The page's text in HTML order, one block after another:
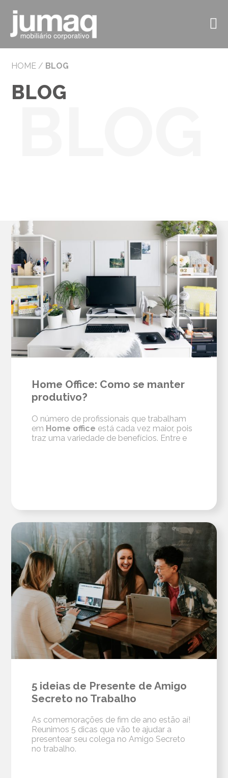
HOME / BLOG
BLOG
Home Office: Como se manter
produtivo?
O número de profissionais que trabalham
em Home office está cada vez maior, pois
traz uma variedade de benefícios. Entre e
5 ideias de Presente de Amigo
Secreto no Trabalho
As comemorações de fim de ano estão aí!
Reunimos 5 dicas que vão te ajudar a
presentear seu colega no Amigo Secreto
no trabalho.